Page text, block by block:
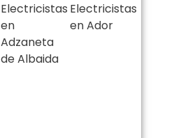
Electricistas
en
Adzaneta
de Albaida
Electricistas
en Ador